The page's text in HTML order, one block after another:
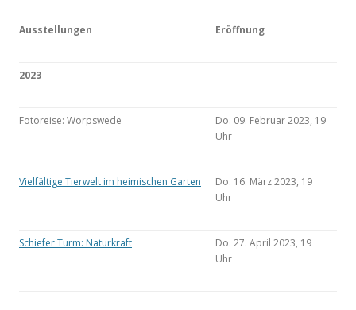
Ausstellungen Eröffnung
2023
Fotoreise: Worpswede
Do. 09. Februar 2023, 19
Uhr
Vielfältige Tierwelt im heimischen Garten
Do. 16. März 2023, 19
Uhr
Schiefer Turm: Naturkraft
Do. 27. April 2023, 19
Uhr